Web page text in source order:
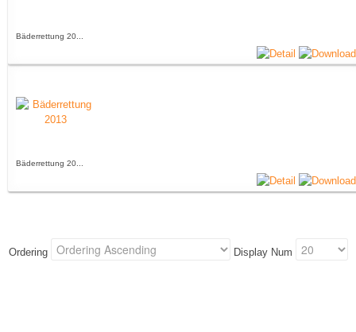
Bäderrettung 20...
Bäderrettung 20...
Ordering Display Num